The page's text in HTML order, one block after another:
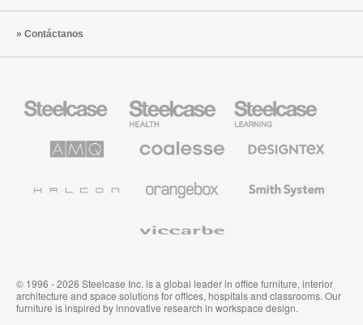
Contáctanos
Steelcase
para
sanidad
Steelcase
para
educación
Steelcase
Solutions
premium
System
© 1996 - 2026 Steelcase Inc. is a global leader in office furniture, interior
architecture and space solutions for offices, hospitals and classrooms. Our
furniture is inspired by innovative research in workspace design.